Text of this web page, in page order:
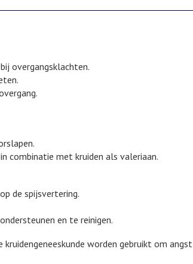
overgangsklachten.
combinatie met kruiden als valeriaan.
de spijsvertering.
en te reinigen.
worden gebruikt om angst